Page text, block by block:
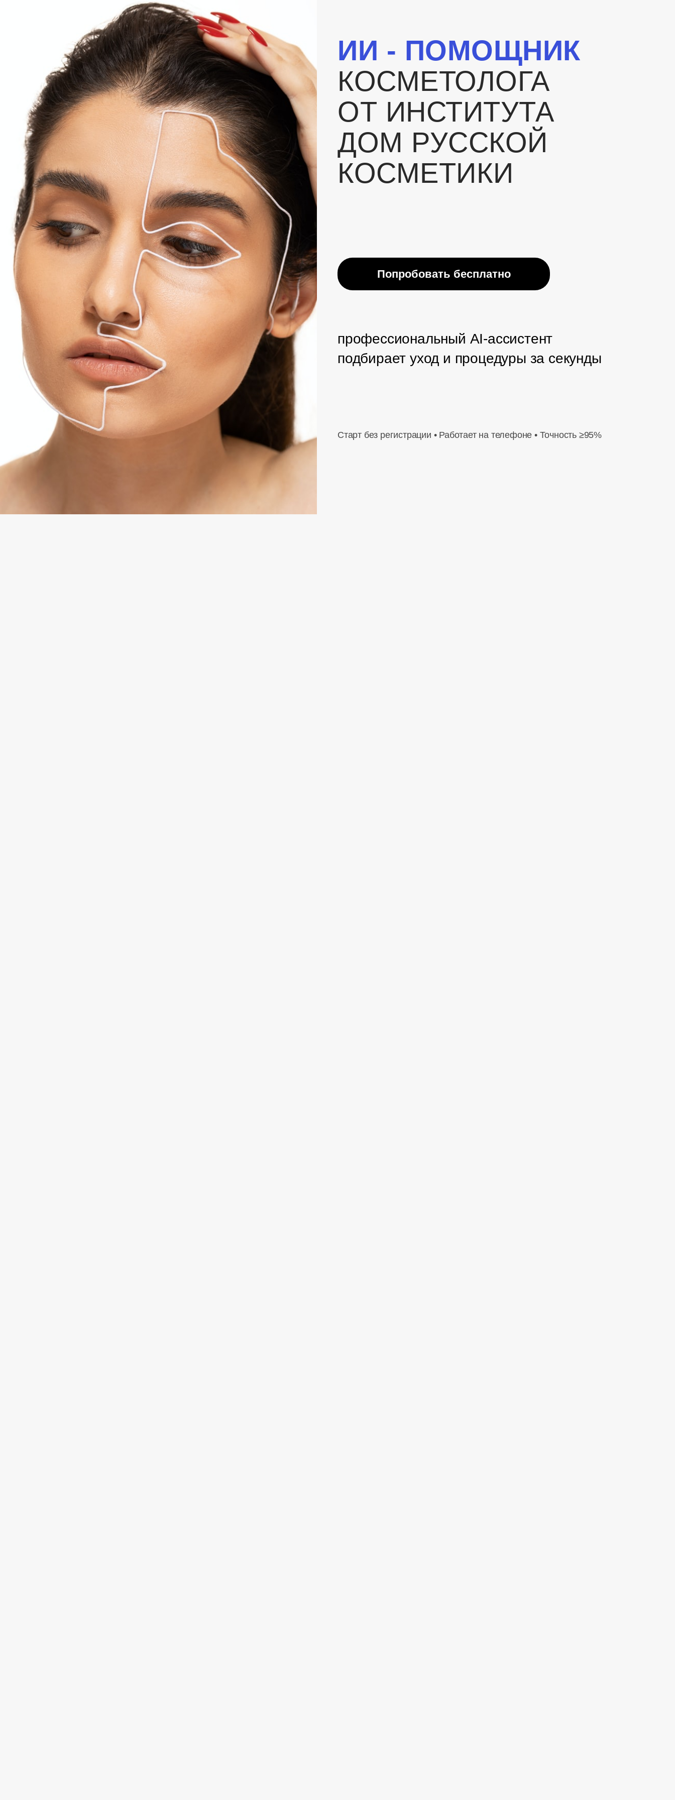
ИИ - ПОМОЩНИК
КОСМЕТОЛОГА
ОТ ИНСТИТУТА
ДОМ РУССКОЙ
КОСМЕТИКИ
профессиональный AI-ассистент
подбирает уход и процедуры за секунды
Старт без регистрации • Работает на телефоне • Точность ≥95%
Попробовать бесплатно